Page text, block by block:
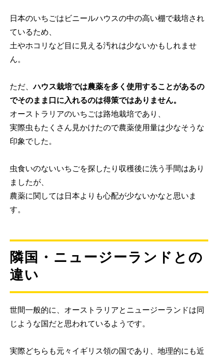
日本のいちごはビニールハウスの中の高い棚で栽培され
ているため、
土やホコリなど目に見える汚れは少ないかもしれませ
ん。
ただ、ハウス栽培では農薬を多く使用することがあるの
でそのまま口に入れるのは得策ではありません。
オーストラリアのいちごは路地栽培であり、
実際虫もたくさん見かけたので農薬使用量は少なそうな
印象でした。
虫食いのないいちごを探したり収穫後に洗う手間はあり
ましたが、
農薬に関しては日本よりも心配が少ないかなと思いま
す。
隣国・ニュージーランドとの
違い
世間一般的に、オーストラリアとニュージーランドは同
じような国だと思われているようです。
実際どちらも元々イギリス領の国であり、地理的にも近